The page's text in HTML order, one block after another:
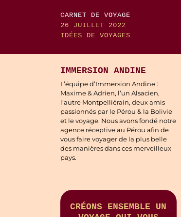
CARNET DE VOYAGE
26 JUILLET 2022
IDÉES DE VOYAGES
IMMERSION ANDINE
L’équipe d’Immersion Andine :
Maxime & Adrien, l’un Alsacien,
l’autre Montpelliérain, deux amis
passionnés par le Pérou & la Bolivie
et le voyage. Nous avons fondé notre
agence réceptive au Pérou afin de
vous faire voyager de la plus belle
des manières dans ces merveilleux
pays.
CRÉONS ENSEMBLE UN